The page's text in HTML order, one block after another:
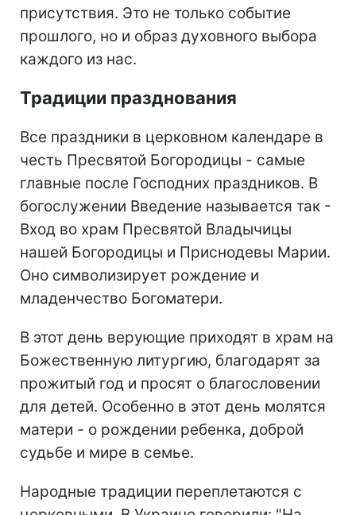
присутствия. Это не только событие
прошлого, но и образ духовного выбора
каждого из нас.
Традиции празднования
Все праздники в церковном календаре в
честь Пресвятой Богородицы - самые
главные после Господних праздников. В
богослужении Введение называется так -
Вход во храм Пресвятой Владычицы
нашей Богородицы и Приснодевы Марии.
Оно символизирует рождение и
младенчество Богоматери.
В этот день верующие приходят в храм на
Божественную литургию, благодарят за
прожитый год и просят о благословении
для детей. Особенно в этот день молятся
матери - о рождении ребенка, доброй
судьбе и мире в семье.
Народные традиции переплетаются с